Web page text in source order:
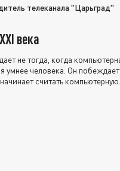
телеканала "Царьград"
века
не тогда, когда
умнее человека. Он побеждает
считать компьютерную